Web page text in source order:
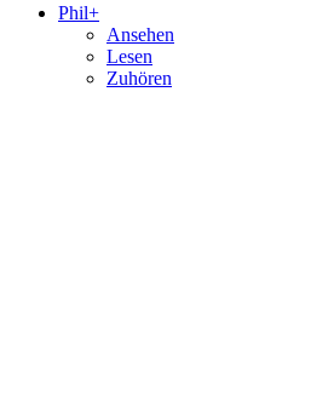
Phil+
Ansehen
Lesen
Zuhören